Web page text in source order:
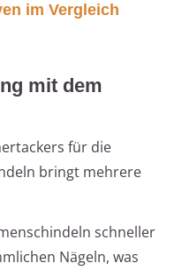
im Vergleich
mit dem
für die
bringt mehrere
schneller
Nägeln, was